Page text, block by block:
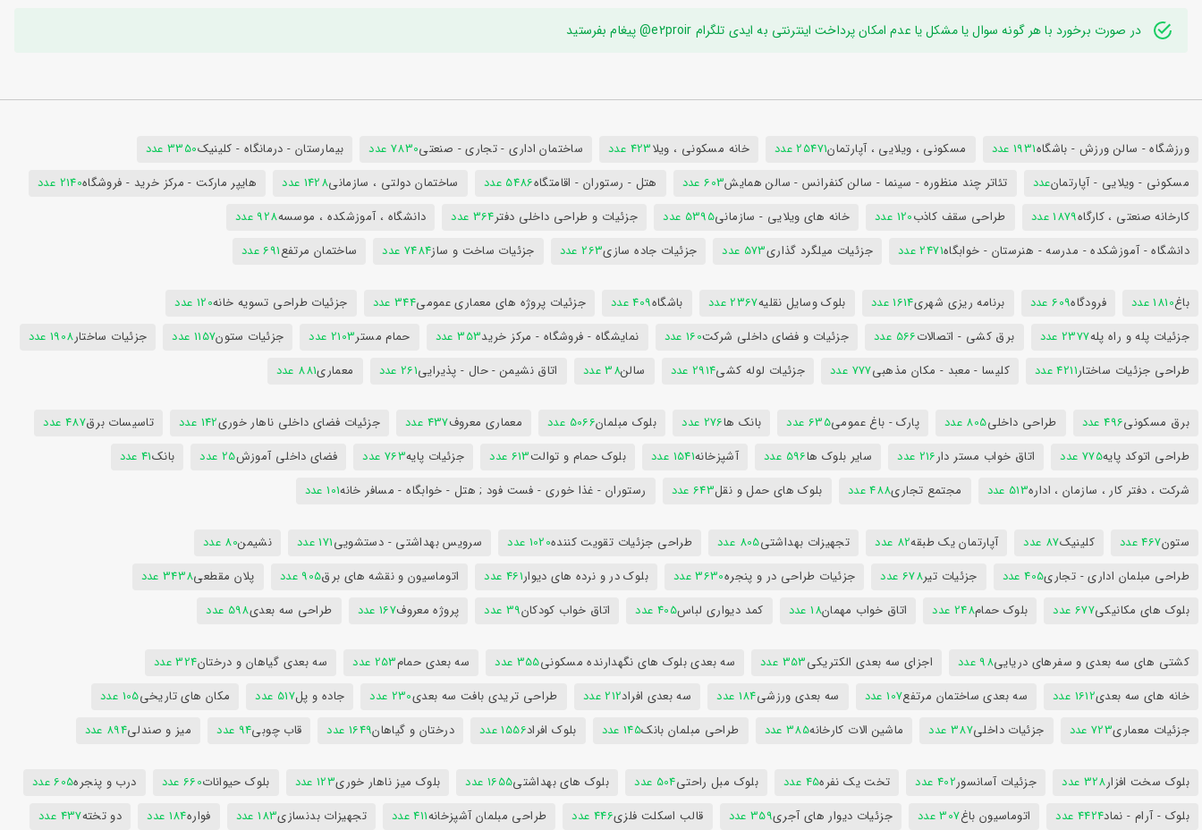
در صورت برخورد با هر گونه سوال یا مشکل یا عدم امکان پرداخت اینترنتی به ایدی تلگرام e2proir@ پیغام بفرستید
ورزشگاه - سالن ورزش - باشگاه1931 عدد مسکونی ، ویلایی ، آپارتمان25471 عدد خانه مسکونی ، ویلا423 عدد ساختمان اداری - تجاری - صنعتی7830 عدد بیمارستان - درمانگاه - کلینیک3350 عدد
مسکونی - ویلایی - آپارتمانعدد تئاتر چند منظوره - سینما - سالن کنفرانس - سالن همایش603 عدد هتل - رستوران - اقامتگاه5486 عدد ساختمان دولتی ، سازمانی1428 عدد هایپر مارکت - مرکز خرید - فروشگاه2140 عدد
کارخانه صنعتی ، کارگاه1879 عدد طراحی سقف کاذب120 عدد خانه های ویلایی - سازمانی5395 عدد جزئیات و طراحی داخلی دفتر364 عدد دانشگاه ، آموزشکده ، موسسه928 عدد
دانشگاه - آموزشکده - مدرسه - هنرستان - خوابگاه2471 عدد جزئیات میلگرد گذاری573 عدد جزئیات جاده سازی263 عدد جزئیات ساخت و ساز7484 عدد ساختمان مرتفع691 عدد
باغ1810 عدد فرودگاه609 عدد برنامه ریزی شهری1614 عدد بلوک وسایل نقلیه2367 عدد باشگاه409 عدد جزئیات پروژه های معماری عمومی344 عدد جزئیات طراحی تسویه خانه120 عدد
جزئیات پله و راه پله2377 عدد برق کشی - اتصالات566 عدد جزئیات و فضای داخلی شرکت160 عدد نمایشگاه - فروشگاه - مرکز خرید353 عدد حمام مستر2103 عدد جزئیات ستون1157 عدد جزئیات ساختار1908 عدد
طراحی جزئیات ساختار4211 عدد کلیسا - معبد - مکان مذهبی777 عدد جزئیات لوله کشی2914 عدد سالن38 عدد اتاق نشیمن - حال - پذیرایی261 عدد معماری881 عدد
برق مسکونی496 عدد طراحی داخلی805 عدد پارک - باغ عمومی635 عدد بانک ها276 عدد بلوک مبلمان5066 عدد معماری معروف437 عدد جزئیات فضای داخلی ناهار خوری142 عدد تاسیسات برق487 عدد
طراحی اتوکد پایه775 عدد اتاق خواب مستر دار216 عدد سایر بلوک ها596 عدد آشپزخانه1541 عدد بلوک حمام و توالت613 عدد جزئیات پایه763 عدد فضای داخلی آموزش25 عدد بانک41 عدد
شرکت ، دفتر کار ، سازمان ، اداره513 عدد مجتمع تجاری488 عدد بلوک های حمل و نقل643 عدد رستوران - غذا خوری - فست فود ; هتل - خوابگاه - مسافر خانه101 عدد
ستون467 عدد کلینیک87 عدد آپارتمان یک طبقه82 عدد تجهیزات بهداشتی805 عدد طراحی جزئیات تقویت کننده1020 عدد سرویس بهداشتی - دستشویی171 عدد نشیمن80 عدد
طراحی مبلمان اداری - تجاری405 عدد جزئیات تیر678 عدد جزئیات طراحی در و پنجره3630 عدد بلوک در و نرده های دیوار461 عدد اتوماسیون و نقشه های برق905 عدد پلان مقطعی3438 عدد
بلوک های مکانیکی677 عدد بلوک حمام248 عدد اتاق خواب مهمان18 عدد کمد دیواری لباس405 عدد اتاق خواب کودکان39 عدد پروژه معروف167 عدد طراحی سه بعدی598 عدد
کشتی های سه بعدی و سفرهای دریایی98 عدد اجزای سه بعدی الکتریکی353 عدد سه بعدی بلوک های نگهدارنده مسکونی355 عدد سه بعدی حمام253 عدد سه بعدی گیاهان و درختان324 عدد
خانه های سه بعدی1612 عدد سه بعدی ساختمان مرتفع107 عدد سه بعدی ورزشی184 عدد سه بعدی افراد212 عدد طراحی تریدی بافت سه بعدی230 عدد جاده و پل517 عدد مکان های تاریخی105 عدد
جزئیات معماری723 عدد جزئیات داخلی387 عدد ماشین الات کارخانه385 عدد طراحی مبلمان بانک145 عدد بلوک افراد1556 عدد درختان و گیاهان1649 عدد قاب چوبی94 عدد میز و صندلی894 عدد
بلوک سخت افزار328 عدد جزئیات آسانسور402 عدد تخت یک نفره45 عدد بلوک مبل راحتی504 عدد بلوک های بهداشتی1655 عدد بلوک میز ناهار خوری123 عدد بلوک حیوانات660 عدد درب و پنجره605 عدد
بلوک - آرام - نماد4424 عدد اتوماسیون باغ307 عدد جزئیات دیوار های آجری359 عدد قالب اسکلت فلزی446 عدد طراحی مبلمان آشپزخانه411 عدد تجهیزات بدنسازی183 عدد فواره184 عدد دو تخته437 عدد